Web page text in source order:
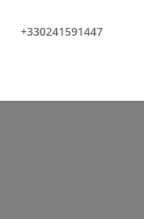
+330241591447